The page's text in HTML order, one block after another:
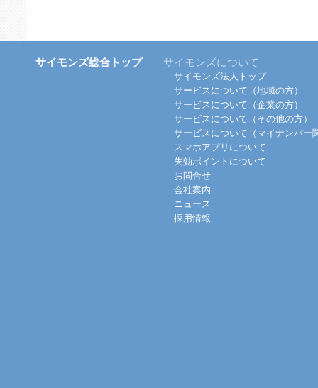
サイモンズ総合トップ サイモンズについて
サイモンズ法人トップ
サービスについて（地域の方）
サービスについて（企業の方）
サービスについて（その他の方）
サービスについて（マイナンバー
スマホアプリについて
失効ポイントについて
お問合せ
会社案内
ニュース
採用情報